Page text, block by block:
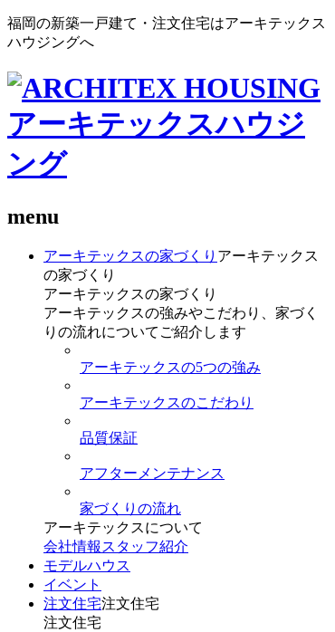
福岡の新築一戸建て・注文住宅はアーキテックス
ハウジングへ
menu
アーキテックスの家づくり アーキテックス
の家づくり
アーキテックスの家づくり
アーキテックスの強みやこだわり、家づく
りの流れについてご紹介します
アーキテックスの5つの強み
アーキテックスのこだわり
品質保証
アフターメンテナンス
家づくりの流れ
アーキテックスについて
会社情報 スタッフ紹介
モデルハウス
イベント
注文住宅注文住宅
注文住宅